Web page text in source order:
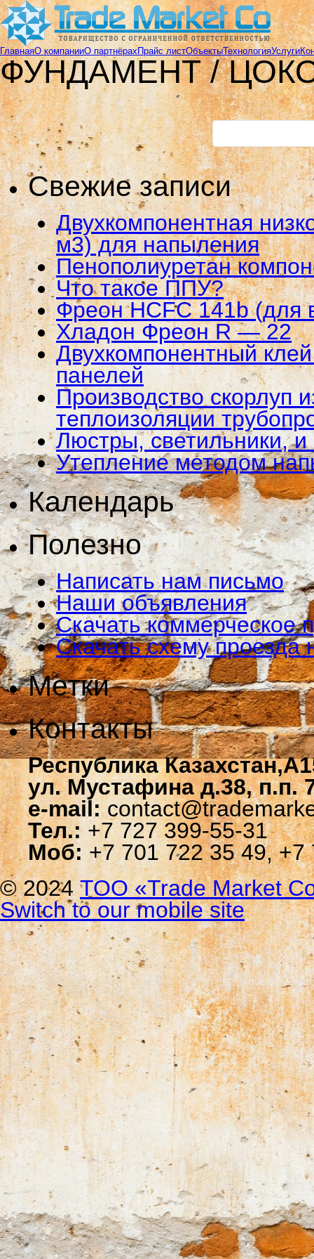
ГлавнаяО компанииО партнёрахПрайс листОбъектыТехнологияУслуги
ФУНДАМЕНТ /
Свежие записи
Двухкомпонентная
м3) для напыления
Пенополиуретан
Что такое ППУ?
Фреон HCFC 141b (для
Хладон Фреон R — 22
Двухкомпонентный
панелей
Производство скорлуп
теплоизоляции
Люстры, светильники,
Утепление методом
Календарь
Полезно
Написать нам письмо
Наши объявления
Скачать коммерческое
Скачать схему проезда
Метки
Контакты
Республика
ул. Мустафина д.38, п.п.
e-mail:
Тел.:+7 727 399-55-31
Моб: +7 701 722 35 49,
© 2024ТОО «Trade Мarket
Switch to our mobile site